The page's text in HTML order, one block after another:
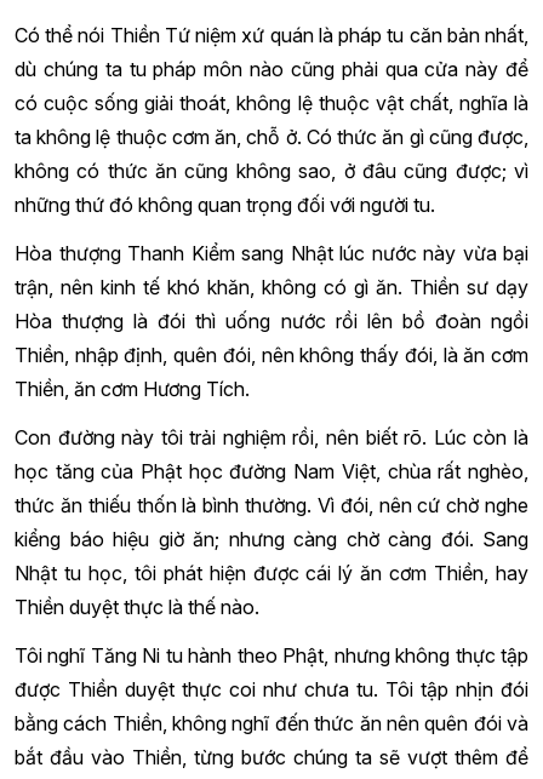
Có thể nói Thiền Tứ niệm xứ quán là pháp tu căn bản nhất,
dù chúng ta tu pháp môn nào cũng phải qua cửa này để
có cuộc sống giải thoát, không lệ thuộc vật chất, nghĩa là
ta không lệ thuộc cơm ăn, chỗ ở. Có thức ăn gì cũng được,
không có thức ăn cũng không sao, ở đâu cũng được; vì
những thứ đó không quan trọng đối với người tu.
Hòa thượng Thanh Kiểm sang Nhật lúc nước này vừa bại
trận, nên kinh tế khó khăn, không có gì ăn. Thiền sư dạy
Hòa thượng là đói thì uống nước rồi lên bồ đoàn ngồi
Thiền, nhập định, quên đói, nên không thấy đói, là ăn cơm
Thiền, ăn cơm Hương Tích.
Con đường này tôi trải nghiệm rồi, nên biết rõ. Lúc còn là
học tăng của Phật học đường Nam Việt, chùa rất nghèo,
thức ăn thiếu thốn là bình thường. Vì đói, nên cứ chờ nghe
kiểng báo hiệu giờ ăn; nhưng càng chờ càng đói. Sang
Nhật tu học, tôi phát hiện được cái lý ăn cơm Thiền, hay
Thiền duyệt thực là thế nào.
Tôi nghĩ Tăng Ni tu hành theo Phật, nhưng không thực tập
được Thiền duyệt thực coi như chưa tu. Tôi tập nhịn đói
bằng cách Thiền, không nghĩ đến thức ăn nên quên đói và
bắt đầu vào Thiền, từng bước chúng ta sẽ vượt thêm để